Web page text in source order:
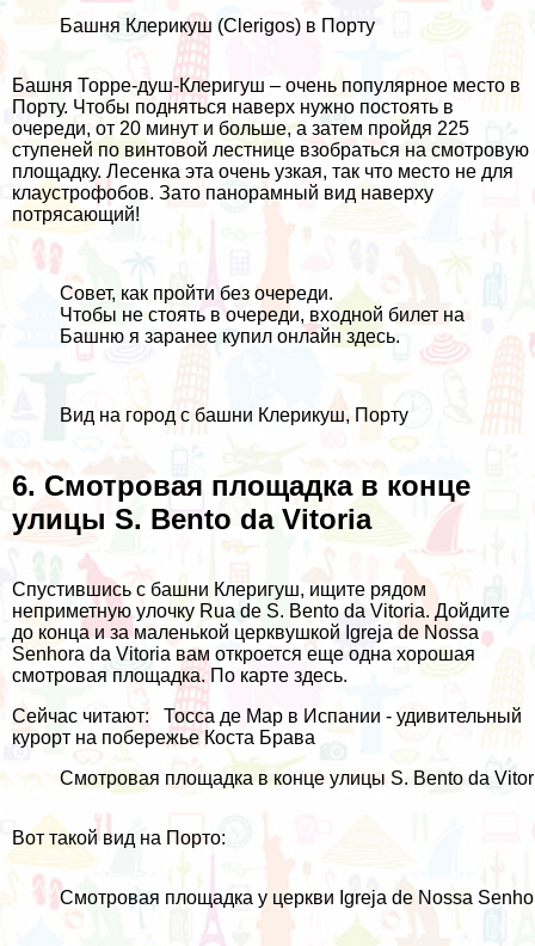
Башня Клерикуш (Clerigos) в Порту
Башня Торре-душ-Клеригуш – очень популярное место в
Порту. Чтобы подняться наверх нужно постоять в
очереди, от 20 минут и больше, а затем пройдя 225
ступеней по винтовой лестнице взобраться на смотровую
площадку. Лесенка эта очень узкая, так что место не для
клаустрофобов. Зато панорамный вид наверху
потрясающий!
Совет, как пройти без очереди.
Чтобы не стоять в очереди, входной билет на
Башню я заранее купил онлайнздесь.
Вид на город с башни Клерикуш, Порту
6. Смотровая площадка в конце
улицы S. Bento da Vitoria
Спустившись с башни Клеригуш, ищите рядом
неприметную улочку Rua de S. Bento da Vitoria. Дойдите
до конца и за маленькой церквушкой Igreja de Nossa
Senhora da Vitoria вам откроется еще одна хорошая
смотровая площадка. По карте здесь.
Сейчас читают:
Тосса де Мар в Испании - удивительный
курорт на побережье Коста Брава
Смотровая площадка в конце улицы S. Bento da
Вот такой вид на Порто:
Смотровая площадка у церкви Igreja de Nossa